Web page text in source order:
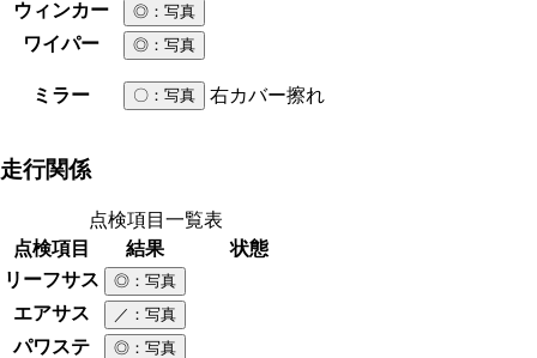
ウィンカー ◎ ：写真
ワイパー ◎ ：写真
ミラー 〇 ：写真 右カバー擦れ
走行関係
点検項目一覧表
点検項目
結果
状態
リーフサス
◎ ：写真
エアサス ／ ：写真
パワステ ◎ ：写真